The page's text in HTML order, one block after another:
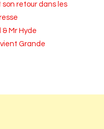
retour dans les
& Mr Hyde
Grande